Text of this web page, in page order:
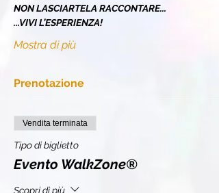
NON LASCIARTELA RACCONTARE...
...VIVI L’ESPERIENZA!
Mostra di più
Prenotazione
Vendita terminata
Tipo di biglietto
Evento WalkZone®
Scopri di più